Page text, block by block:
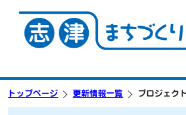
トップページ 更新情報一覧 プロジェク